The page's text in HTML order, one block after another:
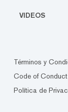
VIDEOS
Términos y
Code of Conduct
Política de